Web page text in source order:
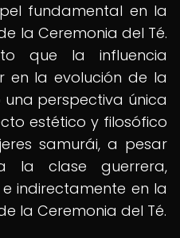
fundamental en la
la Ceremonia del Té.
que la influencia
en la evolución de la
perspectiva única
estético y filosófico
samurái, a pesar
la clase guerrera,
indirectamente en la
la Ceremonia del Té.